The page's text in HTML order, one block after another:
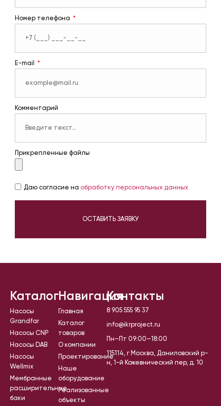
Номер телефона
E-mail
Комментарий
Прикрепленные файлы
Даю согласие на обработку персональных данных
ОСТАВИТЬ ЗАЯВКУ
Каталог
Насосы
Grandfar
Насосы CNP
Насосы DAB
Насосы
Wellmix
Мембранные
расширительные
баки
Навигация
Главная
Каталог
товаров
О компании
Проектирование
Наше
оборудование
Реализованные
объекты
Контакты
8 905 555 95 37
info@ikrproject.ru
Пн–Пт 09:00–18:00
115114, г Москва, Даниловский р-
н, 1-й Кожевнический пер, д. 10